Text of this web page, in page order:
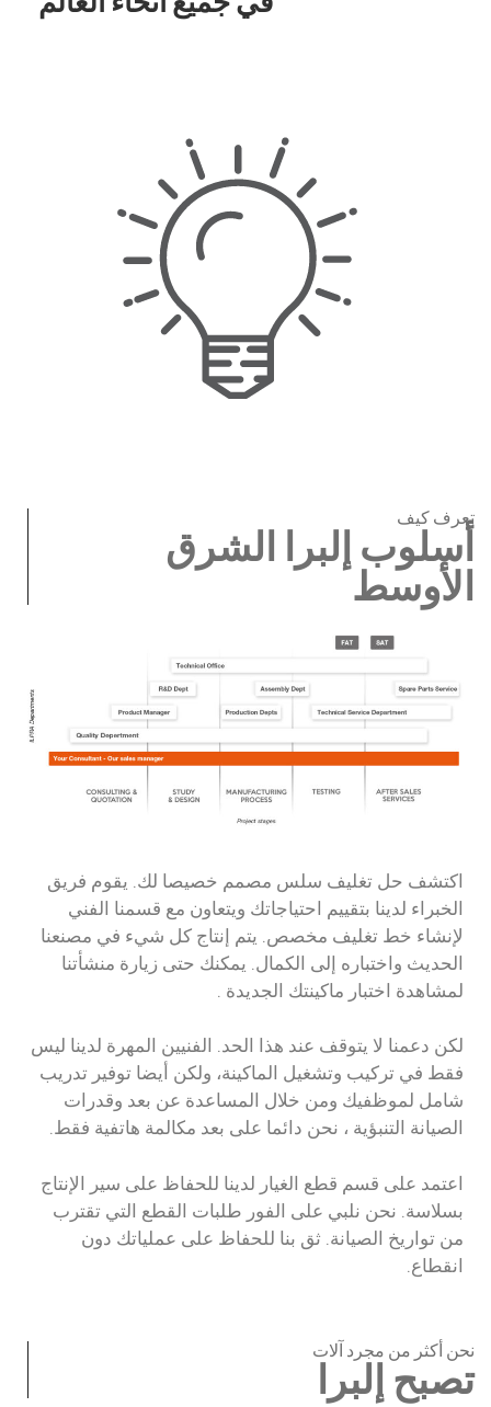
تعرف كيف
أسلوب إلبرا الشرق
الأوسط
اكتشف حل تغليف سلس مصمم خصيصا لك. يقوم فريق
الخبراء لدينا بتقييم احتياجاتك ويتعاون مع قسمنا الفني
لإنشاء خط تغليف مخصص. يتم إنتاج كل شيء في مصنعنا
الحديث واختباره إلى الكمال. يمكنك حتى زيارة منشأتنا
لمشاهدة اختبار ماكينتك الجديدة .
لكن دعمنا لا يتوقف عند هذا الحد. الفنيين المهرة لدينا ليس
فقط في تركيب وتشغيل الماكينة، ولكن أيضا توفير تدريب
شامل لموظفيك ومن خلال المساعدة عن بعد وقدرات
الصيانة التنبؤية ، نحن دائما على بعد مكالمة هاتفية فقط.
اعتمد على قسم قطع الغيار لدينا للحفاظ على سير الإنتاج
بسلاسة. نحن نلبي على الفور طلبات القطع التي تقترب
من تواريخ الصيانة. ثق بنا للحفاظ على عملياتك دون
انقطاع.
نحن أكثر من مجرد آلات
تصبح إلبرا